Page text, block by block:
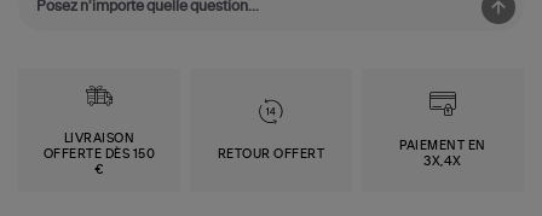
LIVRAISON
OFFERTE DÈS 150
€
RETOUR OFFERT
PAIEMENT EN
3X,4X